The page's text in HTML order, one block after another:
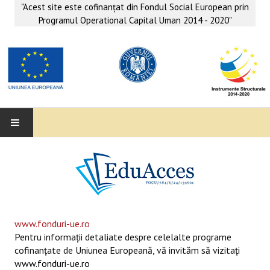
"Acest site este cofinanţat din Fondul Social European prin
Programul Operational Capital Uman 2014 - 2020"
SUPORT EDUCAȚIONAL MATEMATICĂ- INFORMATICĂ
SERVICII PSIHO-SOCIALE
www.fonduri-ue.ro
Pentru informaţii detaliate despre celelalte programe
cofinanţate de Uniunea Europeană, vă invităm să vizitaţi
www.fonduri-ue.ro